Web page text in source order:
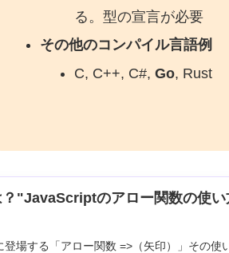
る。型の宣言が必要
その他のコンパイル言語例
C, C++, C#,Go, Rust
？"JavaScriptのアロー関数の使い
場する「アロー関数 =>（矢印）」その使